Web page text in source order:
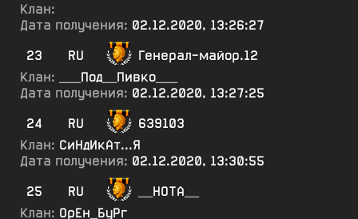
Клан:
Дата получения: 02.12.2020, 13:26:27
23
RU
Генерал-майор.12
Клан:
___Под__Пивко___
Дата получения: 02.12.2020, 13:27:25
24
RU
639103
Клан: СиНдИкАт...Я
Дата получения: 02.12.2020, 13:30:55
25
RU
__НОТА__
Клан: ОрЕн_БуРг